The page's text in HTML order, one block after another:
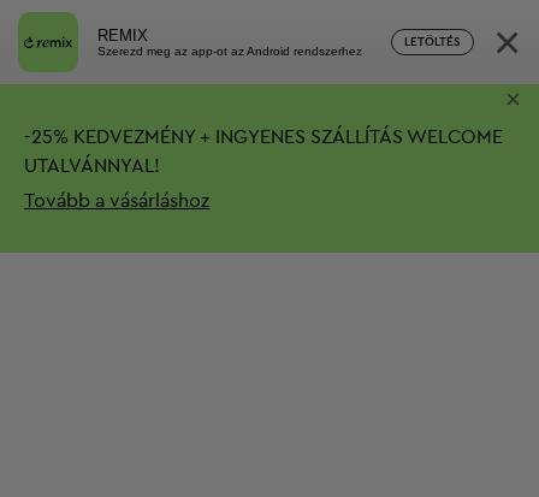
REMIX
Szerezd meg az app-ot az Android rendszerhez
LETÖLTÉS ×
-25% KEDVEZMÉNY + INGYENES SZÁLLÍTÁS WELCOME
UTALVÁNNYAL!
Tovább a vásárláshoz
×